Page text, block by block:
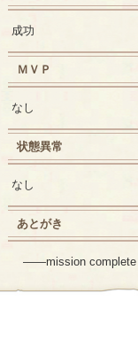
成功
ＭＶＰ
なし
状態異常
なし
あとがき
――mission complete